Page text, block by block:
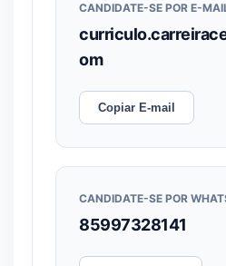
CANDIDATE-SE POR E-
om
Copiar E-mail
CANDIDATE-SE POR
85997328141